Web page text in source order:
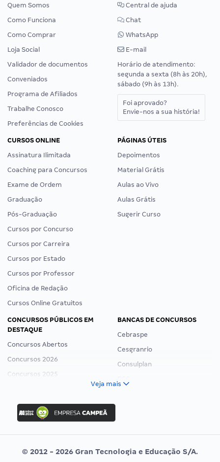
Quem Somos
Como Funciona
Como Comprar
Loja Social
Validador de documentos
Conveniados
Programa de Afiliados
Trabalhe Conosco
Preferências de Cookies
Central de ajuda
Chat
WhatsApp
E-mail
Horário de atendimento:
segunda a sexta (8h às 20h),
sábado (9h às 13h).
Foi aprovado?
Envie-nos a sua história!
CURSOS ONLINE
Assinatura Ilimitada
Coaching para Concursos
Exame de Ordem
Graduação
Pós-Graduação
Cursos por Concurso
Cursos por Carreira
Cursos por Estado
Cursos por Professor
Oficina de Redação
Cursos Online Gratuitos
PÁGINAS ÚTEIS
Depoimentos
Material Grátis
Aulas ao Vivo
Aulas Grátis
Sugerir Curso
CONCURSOS PÚBLICOS EM
DESTAQUE
Concursos Abertos
Concursos 2026
Concursos 2025
Concurso Ibama
Concurso MPU
Editais publicados
BANCAS DE CONCURSOS
Cebraspe
Cesgranrio
Consulplan
Vunesp
Veja mais
© 2012 - 2026 Gran Tecnologia e Educação S/A.